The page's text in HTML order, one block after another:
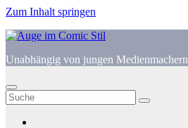
Zum Inhalt springen
Unabhängig von jungen Medienmachern